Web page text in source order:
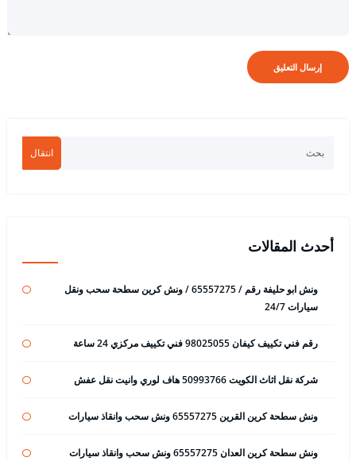
انتقال
أحدث المقالات
ونش ابو حليفة رقم / 65557275 / ونش كرين سطحة سحب ونقل
سيارات 24/7
رقم فني تكييف كيفان 98025055 فني تكييف مركزي 24 ساعة
شركة نقل اثاث الكويت 50993766 هاف لوري وانيت نقل عفش
ونش سطحة كرين القرين 65557275 ونش سحب وانقاذ سيارات
ونش سطحة كرين العدان 65557275 ونش سحب وانقاذ سيارات